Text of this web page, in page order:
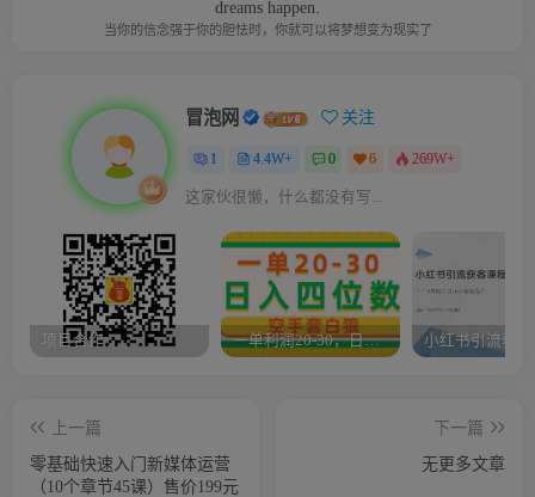
dreams happen.
当你的信念强于你的胆怯时，你就可以将梦想变为现实了
冒泡网 关注
1 4.4W+ 0 6 269W+
这家伙很懒，什么都没有写...
项目合作 一单利润20-30，日入四位数，空手套白狼，只要做就能赚，简单无套路
上一篇
零基础快速入门新媒体运营
（10个章节45课）售价199元
下一篇
无更多文章